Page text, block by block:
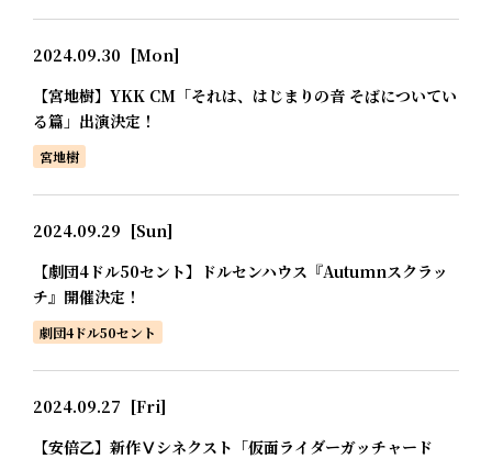
2024.09.30 [Mon]
【宮地樹】YKK CM「それは、はじまりの音 そばについてい
る篇」出演決定！
宮地樹
2024.09.29 [Sun]
【劇団4ドル50セント】ドルセンハウス『Autumnスクラッ
チ』開催決定！
劇団4ドル50セント
2024.09.27 [Fri]
【安倍乙】新作Ⅴシネクスト「仮面ライダーガッチャード